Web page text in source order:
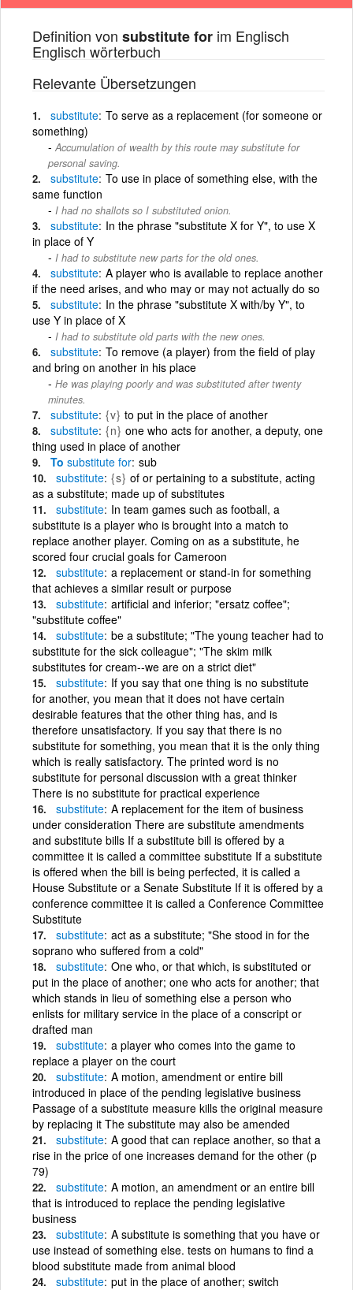
Definition von substitute for im Englisch
Englisch wörterbuch
Relevante Übersetzungen
substitute To serve as a replacement (for someone or
something)
Accumulation of wealth by this route may substitute for
personal saving.
substitute To use in place of something else, with the
same function
I had no shallots so I substituted onion.
substitute In the phrase "substitute X for Y", to use X
in place of Y
I had to substitute new parts for the old ones.
substitute A player who is available to replace another
if the need arises, and who may or may not actually do so
substitute In the phrase "substitute X with/by Y", to
use Y in place of X
I had to substitute old parts with the new ones.
substitute To remove (a player) from the field of play
and bring on another in his place
He was playing poorly and was substituted after twenty
minutes.
substitute {v} to put in the place of another
substitute {n} one who acts for another, a deputy, one
thing used in place of another
To substitute for sub
substitute {s} of or pertaining to a substitute, acting
as a substitute; made up of substitutes
substitute In team games such as football, a
substitute is a player who is brought into a match to
replace another player. Coming on as a substitute, he
scored four crucial goals for Cameroon
substitute a replacement or stand-in for something
that achieves a similar result or purpose
substitute artificial and inferior; "ersatz coffee";
"substitute coffee"
substitute be a substitute; "The young teacher had to
substitute for the sick colleague"; "The skim milk
substitutes for cream--we are on a strict diet"
substitute If you say that one thing is no substitute
for another, you mean that it does not have certain
desirable features that the other thing has, and is
therefore unsatisfactory. If you say that there is no
substitute for something, you mean that it is the only thing
which is really satisfactory. The printed word is no
substitute for personal discussion with a great thinker
There is no substitute for practical experience
substitute A replacement for the item of business
under consideration There are substitute amendments
and substitute bills If a substitute bill is offered by a
committee it is called a committee substitute If a substitute
is offered when the bill is being perfected, it is called a
House Substitute or a Senate Substitute If it is offered by a
conference committee it is called a Conference Committee
Substitute
substitute act as a substitute; "She stood in for the
soprano who suffered from a cold"
substitute One who, or that which, is substituted or
put in the place of another; one who acts for another; that
which stands in lieu of something else a person who
enlists for military service in the place of a conscript or
drafted man
substitute a player who comes into the game to
replace a player on the court
substitute A motion, amendment or entire bill
introduced in place of the pending legislative business
Passage of a substitute measure kills the original measure
by replacing it The substitute may also be amended
substitute A good that can replace another, so that a
rise in the price of one increases demand for the other (p
79)
substitute A motion, an amendment or an entire bill
that is introduced to replace the pending legislative
business
substitute A substitute is something that you have or
use instead of something else. tests on humans to find a
blood substitute made from animal blood
substitute put in the place of another; switch